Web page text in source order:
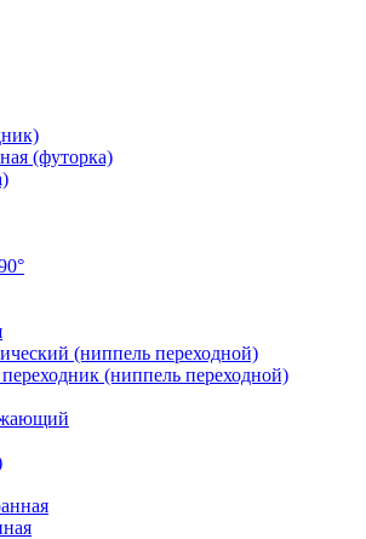
(футорка)
(ниппель переходной)
(ниппель переходной)